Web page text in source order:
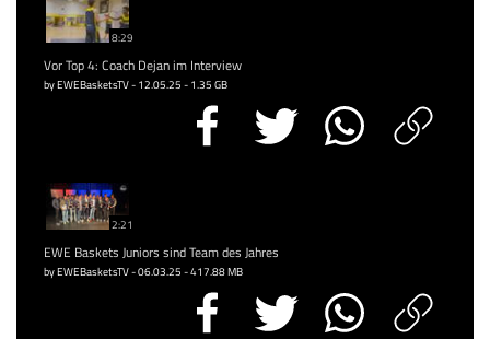
8:29
Vor Top 4: Coach Dejan im Interview
by EWEBasketsTV - 12.05.25 - 1.35 GB
2:21
EWE Baskets Juniors sind Team des Jahres
by EWEBasketsTV - 06.03.25 - 417.88 MB